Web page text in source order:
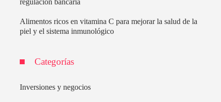
regulación bancaria
Alimentos ricos en vitamina C para mejorar la salud de la
piel y el sistema inmunológico
Categorías
Inversiones y negocios